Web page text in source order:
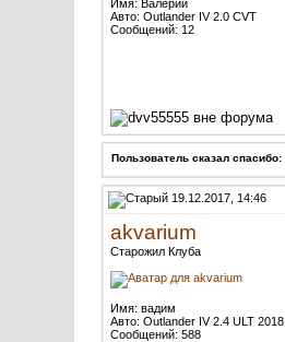
Имя: Валерий
Авто: Outlander IV 2.0 CVT
Сообщений: 12
Пользователь сказал cпасибо:
19.12.2017, 14:46
akvarium
Старожил Клуба
Имя: вадим
Авто: Outlander IV 2.4 ULT 2018
Сообщений: 588